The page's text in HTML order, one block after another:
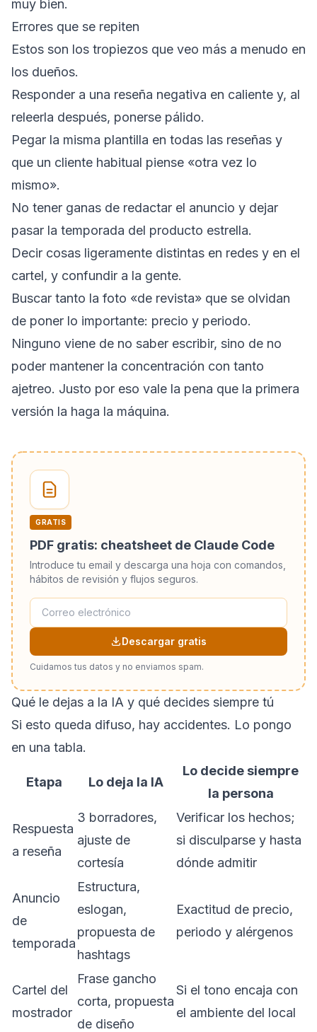
muy bien.
Errores que se repiten
Estos son los tropiezos que veo más a menudo en
los dueños.
Responder a una reseña negativa en caliente y, al
releerla después, ponerse pálido.
Pegar la misma plantilla en todas las reseñas y
que un cliente habitual piense «otra vez lo
mismo».
No tener ganas de redactar el anuncio y dejar
pasar la temporada del producto estrella.
Decir cosas ligeramente distintas en redes y en el
cartel, y confundir a la gente.
Buscar tanto la foto «de revista» que se olvidan
de poner lo importante: precio y periodo.
Ninguno viene de no saber escribir, sino de no
poder mantener la concentración con tanto
ajetreo. Justo por eso vale la pena que la primera
versión la haga la máquina.
GRATIS
PDF gratis: cheatsheet de Claude Code
Introduce tu email y descarga una hoja con comandos,
hábitos de revisión y flujos seguros.
Descargar gratis
Cuidamos tus datos y no enviamos spam.
Qué le dejas a la IA y qué decides siempre tú
Si esto queda difuso, hay accidentes. Lo pongo
en una tabla.
Etapa Lo deja la IA
Lo decide siempre
la persona
Respuesta
a reseña
3 borradores,
ajuste de
cortesía
Verificar los hechos;
si disculparse y hasta
dónde admitir
Anuncio
de
temporada
Estructura,
eslogan,
propuesta de
hashtags
Exactitud de precio,
periodo y alérgenos
Cartel del
mostrador
Frase gancho
corta, propuesta
de diseño
Si el tono encaja con
el ambiente del local